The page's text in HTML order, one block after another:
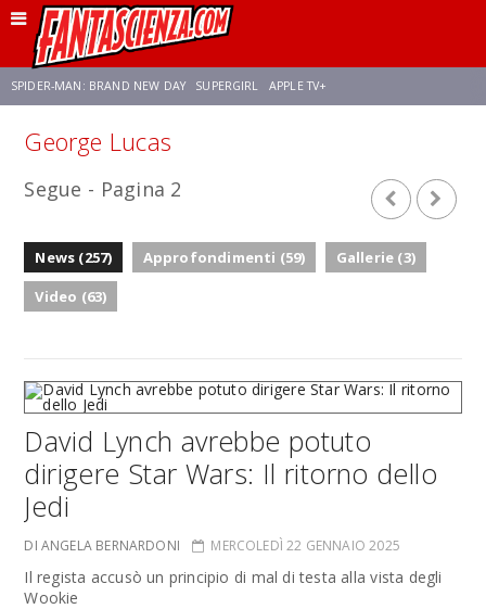
SPIDER-MAN: BRAND NEW DAY SUPERGIRL APPLE TV+
FRANCO RICCIARDIELLO
George Lucas
Segue - Pagina 2
News (257) Approfondimenti (59)
Gallerie (3)
Video (63)
David Lynch avrebbe potuto
dirigere Star Wars: Il ritorno dello
Jedi
DI ANGELA BERNARDONI MERCOLEDÌ 22 GENNAIO 2025
Il regista accusò un principio di mal di testa alla vista degli
Wookie